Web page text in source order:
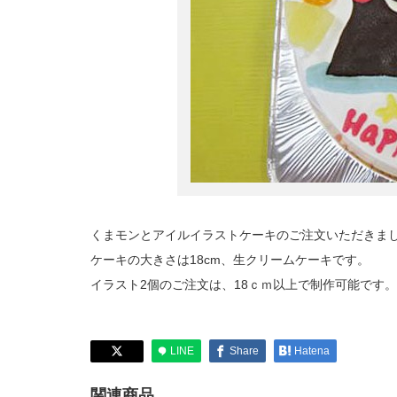
くまモンとアイルイラストケーキのご注文いただきま
ケーキの大きさは18cm、生クリームケーキです。
イラスト2個のご注文は、18ｃｍ以上で制作可能です。
LINE Share Hatena